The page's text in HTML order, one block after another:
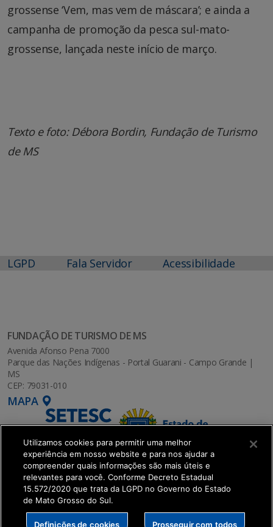
grossense ‘Vem, mas vem de máscara’; e ainda a
campanha de promoção da pesca sul-mato-
grossense, lançada neste início de março.
Texto e foto: Débora Bordin, Fundação de Turismo
de MS
LGPD Fala Servidor Acessibilidade
FUNDAÇÃO DE TURISMO DE MS
Avenida Afonso Pena 7000
Parque das Nações Indígenas - Portal Guarani - Campo Grande |
MS
CEP: 79031-010
MAPA
SETDIG | Secretaria-Executiva de Transformação
Utilizamos cookies para permitir uma melhor
experiência em nosso website e para nos ajudar a
compreender quais informações são mais úteis e
relevantes para você. Conforme Decreto Estadual
15.572/2020 que trata da LGPD no Governo do Estado
de Mato Grosso do Sul.
Definições de cookies Prosseguir com todos